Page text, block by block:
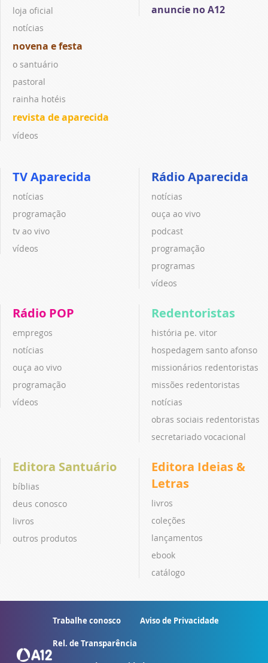
loja oficial
notícias
novena e festa
o santuário
pastoral
rainha hotéis
revista de aparecida
vídeos
anuncie no A12
TV Aparecida
notícias
programação
tv ao vivo
vídeos
Rádio Aparecida
notícias
ouça ao vivo
podcast
programação
programas
vídeos
Rádio POP
empregos
notícias
ouça ao vivo
programação
vídeos
Redentoristas
história pe. vitor
hospedagem santo afonso
missionários redentoristas
missões redentoristas
notícias
obras sociais redentoristas
secretariado vocacional
Editora Santuário
bíblias
deus conosco
livros
outros produtos
Editora Ideias &
Letras
livros
coleções
lançamentos
ebook
catálogo
Trabalhe conosco Aviso de Privacidade
Rel. de Transparência